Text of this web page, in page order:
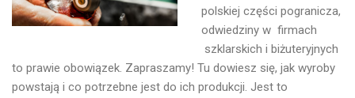
polskiej części pogranicza,
odwiedziny w firmach
szklarskich i biżuteryjnych
to prawie obowiązek. Zapraszamy! Tu dowiesz się, jak wyroby
powstają i co potrzebne jest do ich produkcji. Jest to